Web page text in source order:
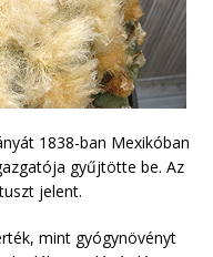
1838-ban Mexikóban
gyűjtötte be. Az
jelent.
mint gyógynövényt